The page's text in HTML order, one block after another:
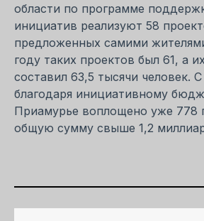
области по программе
инициатив реализуют 58
предложенных самими
году таких проектов был 61, а
составил 63,5 тысячи человек. С
благодаря инициативному
Приамурье воплощено уже 778
общую сумму свыше 1,2